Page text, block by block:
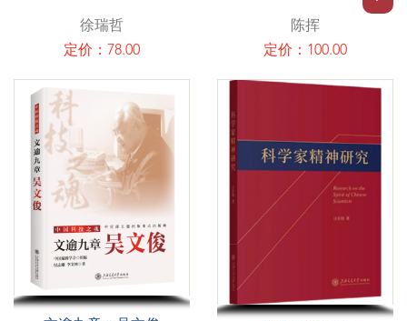
徐瑞哲
定价：78.00
陈挥
定价：100.00